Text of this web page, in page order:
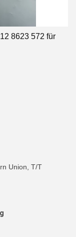
8623 572 für
Union, T/T